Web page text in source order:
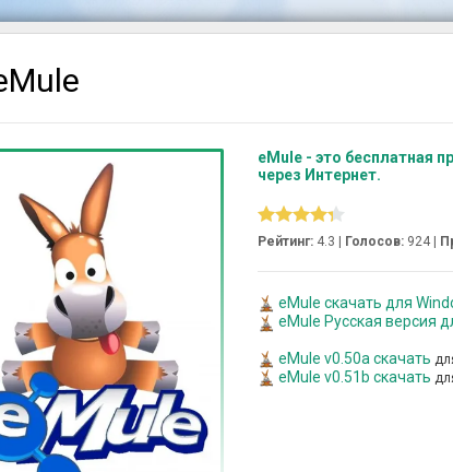
eMule - это бесплатная
через Интернет.
Рейтинг: 4.3 | Голосов: 924
eMule скачать для
eMule Русская версия
eMule v0.50a скачать
eMule v0.51b скачать